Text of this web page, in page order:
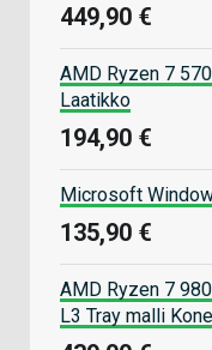
449,90 €
AMD Ryzen 7
Laatikko
194,90 €
Microsoft
135,90 €
AMD Ryzen 7
L3 Tray malli